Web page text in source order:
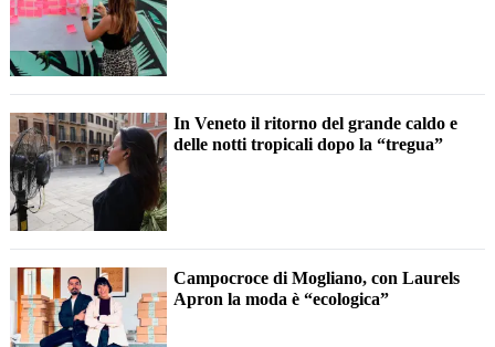
In Veneto il ritorno del grande caldo e
delle notti tropicali dopo la “tregua”
Campocroce di Mogliano, con Laurels
Apron la moda è “ecologica”